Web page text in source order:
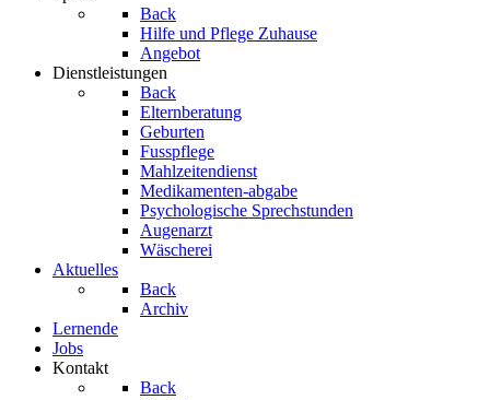
Back
Hilfe und Pflege Zuhause
Angebot
Dienstleistungen
Back
Elternberatung
Geburten
Fusspflege
Mahlzeitendienst
Medikamenten-abgabe
Psychologische Sprechstunden
Augenarzt
Wäscherei
Aktuelles
Back
Archiv
Lernende
Jobs
Kontakt
Back